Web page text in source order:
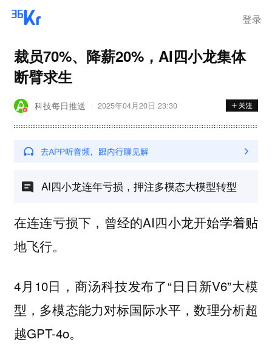
登录
裁员70%、降薪20%，AI四小龙集体
断臂求生
科技每日推送 2025年04月20日 23:30
AI四小龙连年亏损，押注多模态大模型转型
在连连亏损下，曾经的AI四小龙开始学着贴
地飞行。
4月10日，商汤科技发布了“日日新V6”大模
型，多模态能力对标国际水平，数理分析超
越GPT-4o。